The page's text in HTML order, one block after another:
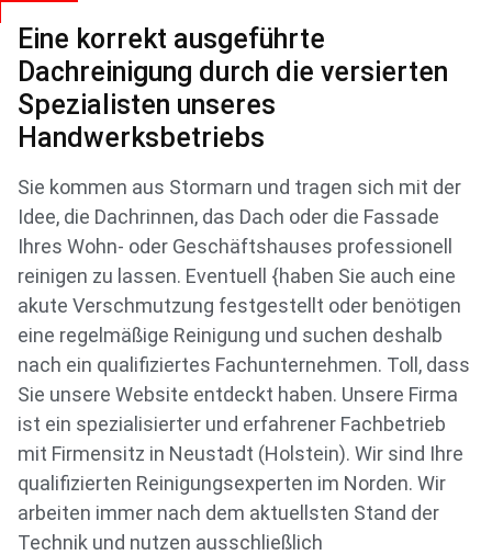
Eine korrekt ausgeführte
Dachreinigung durch die versierten
Spezialisten unseres
Handwerksbetriebs
Sie kommen aus Stormarn und tragen sich mit der
Idee, die Dachrinnen, das Dach oder die Fassade
Ihres Wohn- oder Geschäftshauses professionell
reinigen zu lassen. Eventuell {haben Sie auch eine
akute Verschmutzung festgestellt oder benötigen
eine regelmäßige Reinigung und suchen deshalb
nach ein qualifiziertes Fachunternehmen. Toll, dass
Sie unsere Website entdeckt haben. Unsere Firma
ist ein spezialisierter und erfahrener Fachbetrieb
mit Firmensitz in Neustadt (Holstein). Wir sind Ihre
qualifizierten Reinigungsexperten im Norden. Wir
arbeiten immer nach dem aktuellsten Stand der
Technik und nutzen ausschließlich